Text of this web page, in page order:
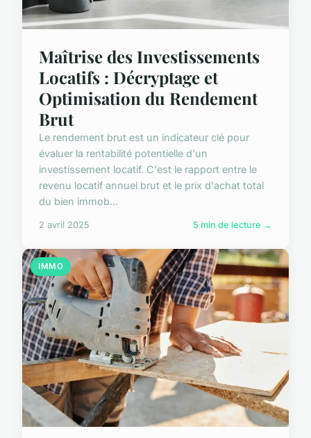
Maîtrise des Investissements
Locatifs : Décryptage et
Optimisation du Rendement
Brut
Le rendement brut est un indicateur clé pour
évaluer la rentabilité potentielle d'un
investissement locatif. C'est le rapport entre le
revenu locatif annuel brut et le prix d'achat total
du bien immob...
2 avril 2025 5 min de lecture →
IMMO